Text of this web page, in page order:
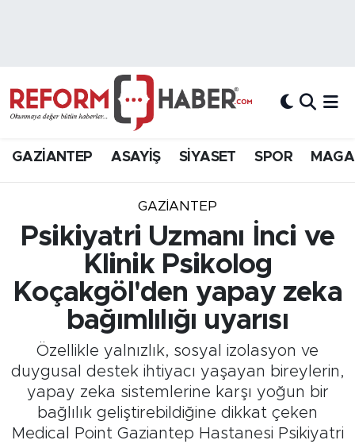
GAZİANTEP ASAYİŞ SİYASET SPOR
GAZIANTEP
Psikiyatri Uzmanı İnci ve
Klinik Psikolog
Koçakgöl'den yapay zeka
bağımlılığı uyarısı
Özellikle yalnızlık, sosyal izolasyon ve
duygusal destek ihtiyacı yaşayan bireylerin,
yapay zeka sistemlerine karşı yoğun bir
bağlılık geliştirebildiğine dikkat çeken
Medical Point Gaziantep Hastanesi Psikiyatri
Hava Durumu
Süper Lig Puan Durumu ve Fikstür
Tüm Manşetler
Son Dakika Haberleri
Haber Arşivi